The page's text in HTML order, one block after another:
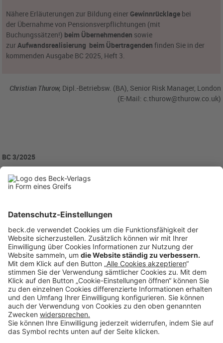
Nähere Erläuterungen zur Bildung einer Gewinnrücklage bei
der Übernahme von Pensionsverpflichtungen (mit
Buchungssätzen!) beim Übernehmenden sowie
zurAufwandsrealisierung beim Übertragenden finden Sie in der
kommenden Ausgabe BC 2025, Heft 3.
Christian Thurow, Dipl.-Betriebsw. (BA), Senior Risk Manager, London
(E-Mail: c.thurow@thurow.co.uk)
BC 3/2025
BC20250321
Rubriken
Menü
Anzeigen